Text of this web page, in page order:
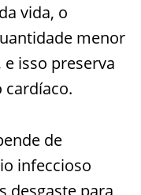
vida, o
menor
isso preserva
cardíaco.
de
infeccioso